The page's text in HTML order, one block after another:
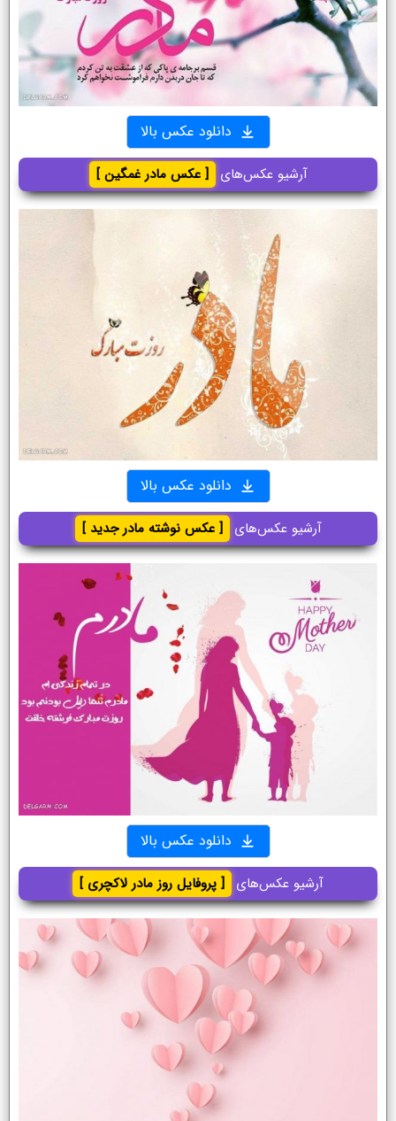
دانلود عکس بالا
آرشیو عکس‌های [ عکس مادر غمگین ]
دانلود عکس بالا
آرشیو عکس‌های [ عکس نوشته مادر جدید ]
دانلود عکس بالا
آرشیو عکس‌های [ پروفایل روز مادر لاکچری ]